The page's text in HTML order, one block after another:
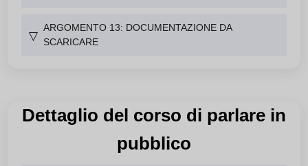
▽
ARGOMENTO 13: DOCUMENTAZIONE DA
SCARICARE
Dettaglio del corso di parlare in
pubblico